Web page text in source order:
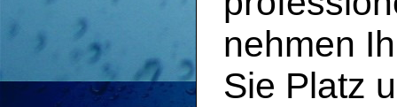
nehmen
Sie Platz